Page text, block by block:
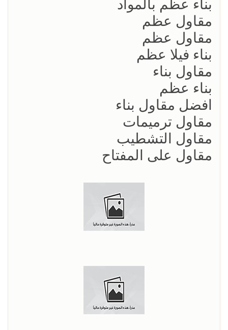
بناء عظم بالمواد
مقاول عظم
مقاول عظم
بناء فيلا عظم
مقاول بناء
بناء عظم
افضل مقاول بناء
مقاول ترميمات
مقاول التشطيب
مقاول على المفتاح